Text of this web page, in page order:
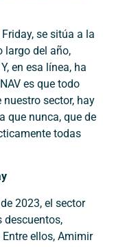
se sitúa a la
largo del año,
en esa línea, ha
es que todo
sector, hay
que nunca, que de
todas
2023, el sector
descuentos,
ellos, Amimir